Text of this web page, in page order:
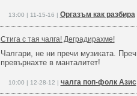
13:00 | 11-15-16 | Оргазъм как разбира
Стига с тая чалга! Деградирахме!
Чалгари, не ни пречи музиката.
превърнахте в манталитет!
10:00 | 12-28-12 | чалга поп-фолк Азис